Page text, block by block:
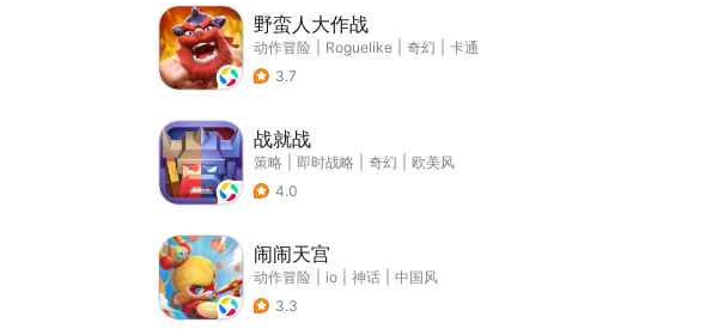
野蛮人大作战
动作冒险 Roguelike 奇幻
卡通
3.7
战就战
策略 即时战略 奇幻
欧美风
4.0
闹闹天宫
动作冒险 io 神话
中国风
3.3